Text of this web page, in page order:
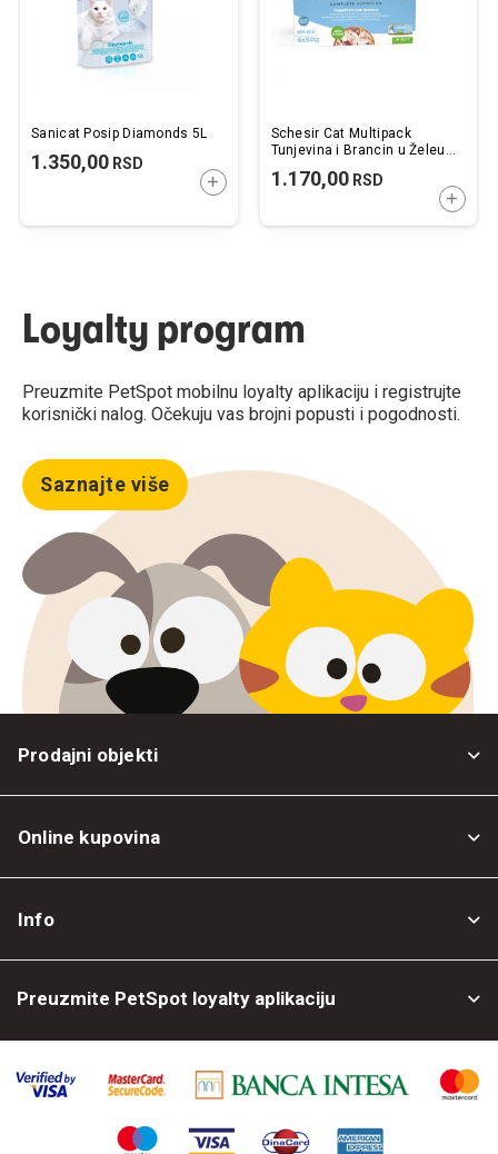
Sanicat Posip Diamonds 5L
1.350,00 RSD
DODAJTE U KORPU
Schesir Cat Multipack
Tunjevina i Brancin u Želeu
1.170,00RSD
Loyalty program
Preuzmite PetSpot mobilnu loyalty aplikaciju i registrujte
korisnički nalog. Očekuju vas brojni popusti i pogodnosti.
Saznajte više
Prodajni objekti
Online kupovina
Info
Preuzmite PetSpot loyalty aplikaciju